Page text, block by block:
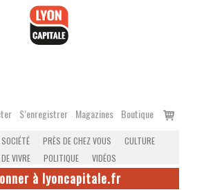
S’enregistrer Magazines Boutique
Voir
SOCIÉTÉ PRÈS DE CHEZ VOUS
CULTURE
VIVRE
POLITIQUE VIDÉOS
à lyoncapitale.fr